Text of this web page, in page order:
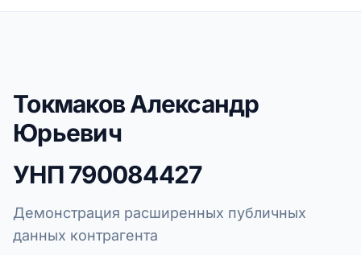
Токмаков Александр
Юрьевич
УНП790084427
Демонстрация расширенных публичных
данных контрагента